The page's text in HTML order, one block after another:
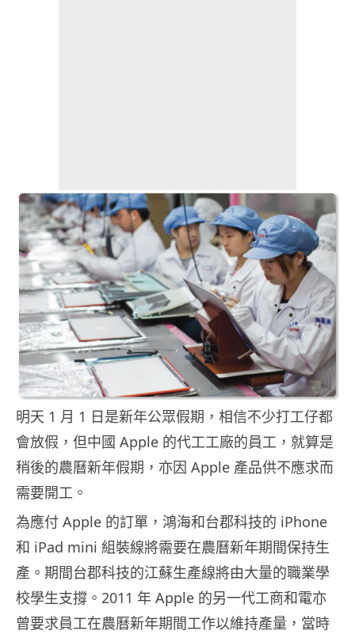
明天 1 月 1 日是新年公眾假期，相信不少打工仔都
會放假，但中國 Apple 的代工工廠的員工，就算是
稍後的農曆新年假期，亦因 Apple 產品供不應求而
需要開工。
為應付 Apple 的訂單，鴻海和台郡科技的 iPhone
和 iPad mini 組裝線將需要在農曆新年期間保持生
產。期間台郡科技的江蘇生產線將由大量的職業學
校學生支撐。2011 年 Apple 的另一代工商和電亦
曾要求員工在農曆新年期間工作以維持產量，當時